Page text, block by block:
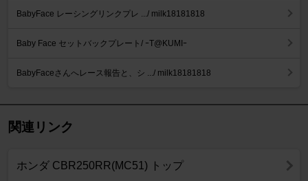
BabyFace レーシングリンクプレ .../ milk18181818
Baby Face セットバックプレート/ ｰT@KUMIｰ
BabyFaceさんへレース報告と、シ .../ milk18181818
関連リンク
ホンダ CBR250RR(MC51) トップ